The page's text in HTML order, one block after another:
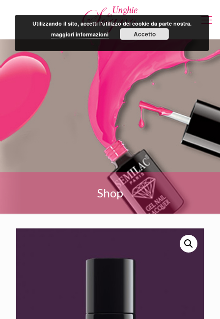
Shop
Utilizzando il sito, accetti l'utilizzo dei cookie da parte nostra.
maggiori informazioni
Accetto